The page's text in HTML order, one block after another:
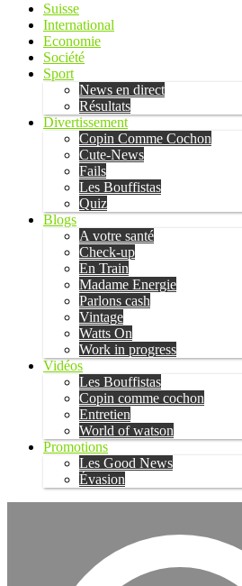
Suisse
International
Economie
Société
Sport
News en direct
Résultats
Divertissement
Copin Comme Cochon
Cute-News
Fails
Les Bouffistas
Quiz
Blogs
A votre santé
Check-up
En Train
Madame Energie
Parlons cash
Vintage
Watts On
Work in progress
Vidéos
Les Bouffistas
Copin comme cochon
Entretien
World of watson
Promotions
Les Good News
Évasion